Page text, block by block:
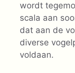
wordt
scala aan
dat aan de
diverse
voldaan.